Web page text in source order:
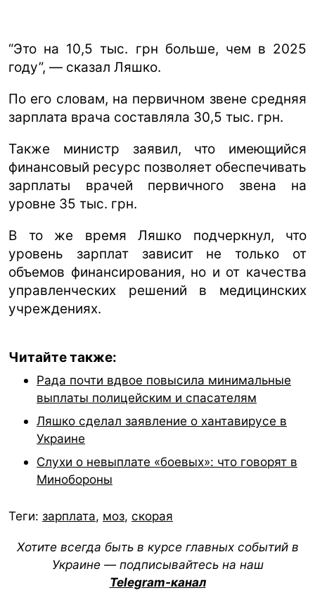
“Это на 10,5 тыс. грн больше, чем в 2025
году”, — сказал Ляшко.
По его словам, на первичном звене средняя
зарплата врача составляла 30,5 тыс. грн.
Также министр заявил, что имеющийся
финансовый ресурс позволяет обеспечивать
зарплаты врачей первичного звена на
уровне 35 тыс. грн.
В то же время Ляшко подчеркнул, что
уровень зарплат зависит не только от
объемов финансирования, но и от качества
управленческих решений в медицинских
учреждениях.
Читайте также:
Рада почти вдвое повысила минимальные
выплаты полицейским и спасателям
Ляшко сделал заявление о хантавирусе в
Украине
Слухи о невыплате «боевых»: что говорят в
Минобороны
Теги: зарплата, моз, скорая
Хотите всегда быть в курсе главных событий в
Украине — подписывайтесь на наш
Telegram-канал